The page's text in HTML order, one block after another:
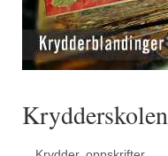
Krydderskolen